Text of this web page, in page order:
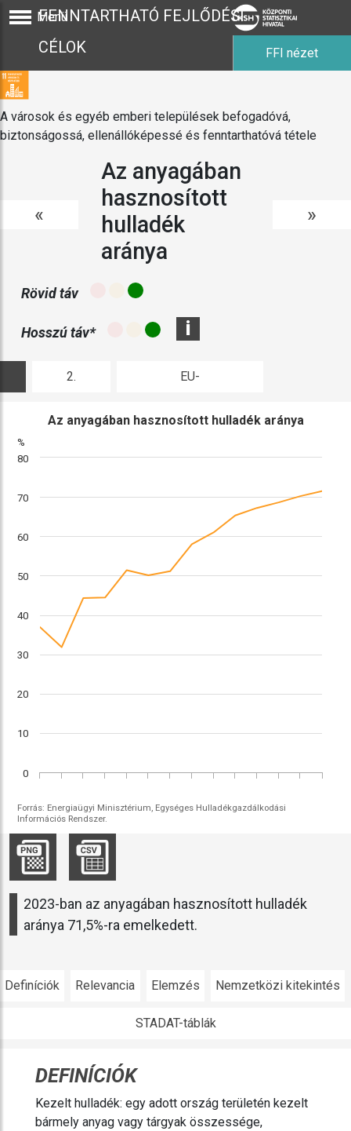
Menü
FENNTARTHATÓ FEJLŐDÉSI
CÉLOK
FFI nézet
A városok és egyéb emberi települések befogadóvá,
biztonságossá, ellenállóképessé és fenntarthatóvá tétele
«
Az anyagában
hasznosított
hulladék
aránya
»
Rövid táv
Hosszú táv* i
2. EU-
%
Az anyagában hasznosított hulladék aránya
Forrás: Energiaügyi Minisztérium, Egységes Hulladékgazdálkodási
Információs Rendszer.
0
10
20
30
40
50
60
70
80
2023-ban az anyagában hasznosított hulladék
aránya 71,5%-ra emelkedett.
Definíciók Relevancia Elemzés Nemzetközi kitekintés
STADAT-táblák
DEFINÍCIÓK
Kezelt hulladék: egy adott ország területén kezelt
bármely anyag vagy tárgyak összessége,